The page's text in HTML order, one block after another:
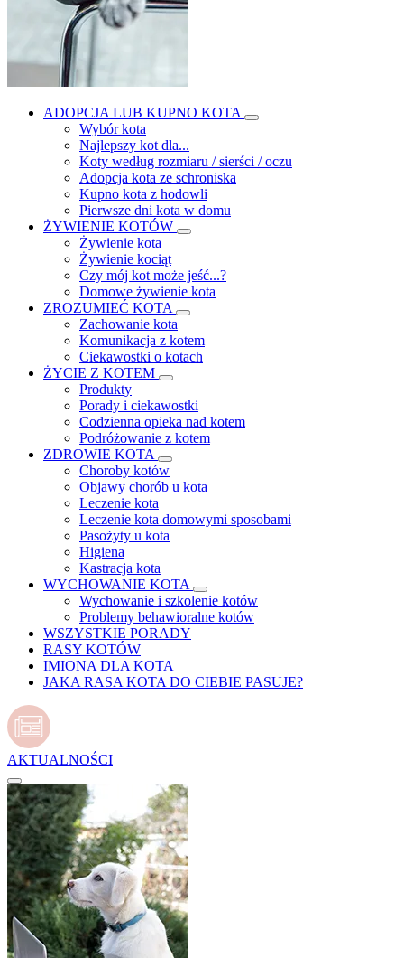
ADOPCJA LUB KUPNO KOTA
Wybór kota
Najlepszy kot dla...
Koty według rozmiaru / sierści / oczu
Adopcja kota ze schroniska
Kupno kota z hodowli
Pierwsze dni kota w domu
ŻYWIENIE KOTÓW
Żywienie kota
Żywienie kociąt
Czy mój kot może jeść...?
Domowe żywienie kota
ZROZUMIEĆ KOTA
Zachowanie kota
Komunikacja z kotem
Ciekawostki o kotach
ŻYCIE Z KOTEM
Produkty
Porady i ciekawostki
Codzienna opieka nad kotem
Podróżowanie z kotem
ZDROWIE KOTA
Choroby kotów
Objawy chorób u kota
Leczenie kota
Leczenie kota domowymi sposobami
Pasożyty u kota
Higiena
Kastracja kota
WYCHOWANIE KOTA
Wychowanie i szkolenie kotów
Problemy behawioralne kotów
WSZYSTKIE PORADY
RASY KOTÓW
IMIONA DLA KOTA
JAKA RASA KOTA DO CIEBIE PASUJE?
AKTUALNOŚCI